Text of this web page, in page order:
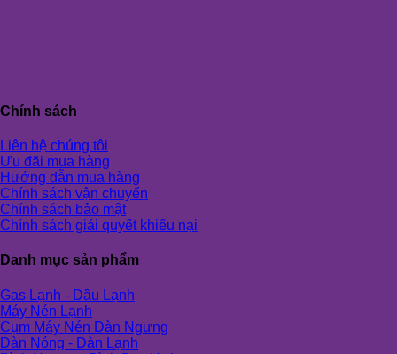
Chính sách
Liên hệ chúng tôi
Ưu đãi mua hàng
Hướng dẫn mua hàng
Chính sách vận chuyển
Chính sách bảo mật
Chính sách giải quyết khiếu nại
Danh mục sản phẩm
Gas Lạnh - Dầu Lạnh
Máy Nén Lạnh
Cụm Máy Nén Dàn Ngưng
Dàn Nóng - Dàn Lạnh